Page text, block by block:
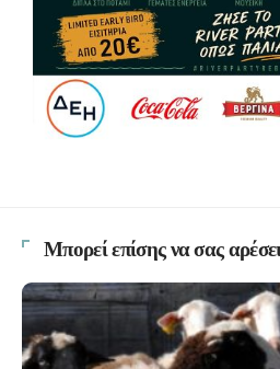
Μπορεί επίσης να σας